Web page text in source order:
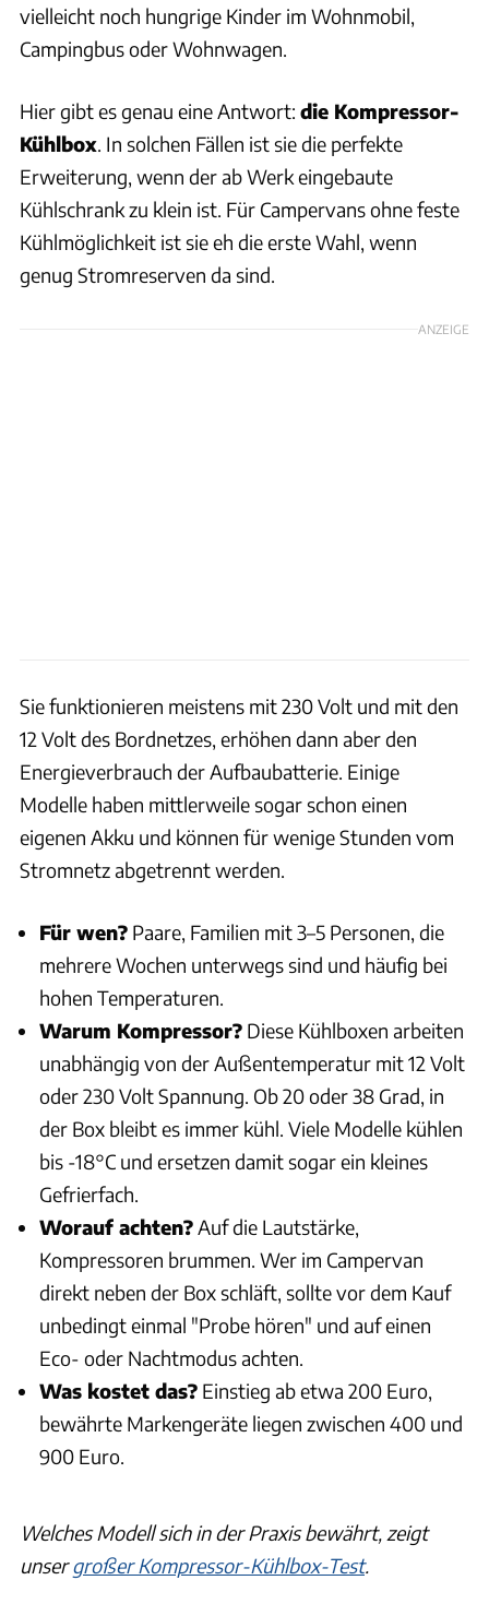
vielleicht noch hungrige Kinder im Wohnmobil,
Campingbus oder Wohnwagen.
Hier gibt es genau eine Antwort: die Kompressor-
Kühlbox. In solchen Fällen ist sie die perfekte
Erweiterung, wenn der ab Werk eingebaute
Kühlschrank zu klein ist. Für Campervans ohne feste
Kühlmöglichkeit ist sie eh die erste Wahl, wenn
genug Stromreserven da sind.
ANZEIGE
Sie funktionieren meistens mit 230 Volt und mit den
12 Volt des Bordnetzes, erhöhen dann aber den
Energieverbrauch der Aufbaubatterie. Einige
Modelle haben mittlerweile sogar schon einen
eigenen Akku und können für wenige Stunden vom
Stromnetz abgetrennt werden.
Für wen? Paare, Familien mit 3–5 Personen, die
mehrere Wochen unterwegs sind und häufig bei
hohen Temperaturen.
Warum Kompressor? Diese Kühlboxen arbeiten
unabhängig von der Außentemperatur mit 12 Volt
oder 230 Volt Spannung. Ob 20 oder 38 Grad, in
der Box bleibt es immer kühl. Viele Modelle kühlen
bis -18°C und ersetzen damit sogar ein kleines
Gefrierfach.
Worauf achten?Auf die Lautstärke,
Kompressoren brummen. Wer im Campervan
direkt neben der Box schläft, sollte vor dem Kauf
unbedingt einmal "Probe hören" und auf einen
Eco- oder Nachtmodus achten.
Was kostet das? Einstieg ab etwa 200 Euro,
bewährte Markengeräte liegen zwischen 400 und
900 Euro.
Welches Modell sich in der Praxis bewährt, zeigt
unsergroßer Kompressor-Kühlbox-Test.